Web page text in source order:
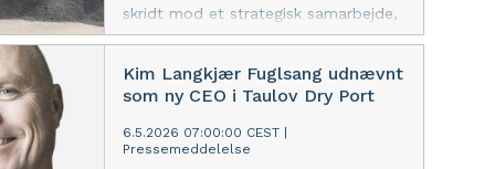
skridt mod et strategisk samarbejde,
der bygger på komplementære
og et kommercielt potentiale. Målet
er at undersøge mulighederne for
fælles løsninger inden for vind,
offshore og bulk – og dermed gøre
Kim Langkjær Fuglsang udnævnt
som ny CEO i Taulov Dry Port
6.5.2026 07:00:00 CEST
Pressemeddelelse